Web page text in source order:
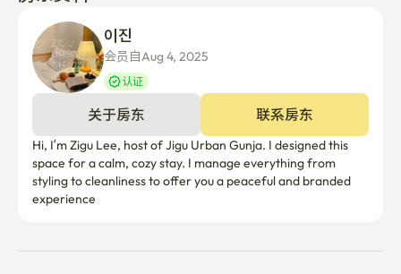
会员自Aug 4, 2025
认证
关于房东 联系房东
Hi, I’m Zigu Lee, host of Jigu Urban Gunja. I designed this
space for a calm, cozy stay. I manage everything from
styling to cleanliness to offer you a peaceful and branded
experience